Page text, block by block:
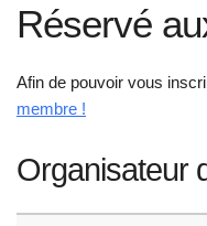
Réservé
Afin de pouvoir vous
membre !
Organisateur